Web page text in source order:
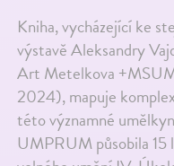
Kniha, vycházející ke
výstavě Aleksandry
Art Metelkova
2024), mapuje
této významné
UMPRUM působila